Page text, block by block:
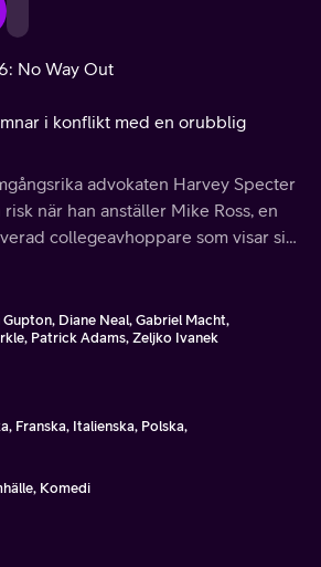
No Way Out
i konflikt med en orubblig
advokaten Harvey Specter
när han anställer Mike Ross, en
collegeavhoppare som visar sig
Diane Neal, Gabriel Macht,
Patrick Adams, Zeljko Ivanek
Franska, Italienska, Polska,
Komedi